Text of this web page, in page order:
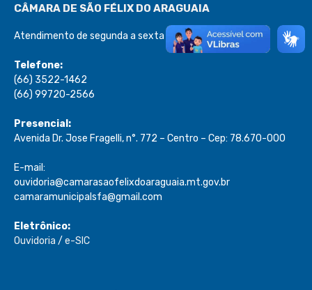
CÂMARA DE SÃO FÉLIX DO ARAGUAIA
Atendimento de segunda a sexta de 08:00 às 13:00
Telefone:
(66) 3522-1462
(66) 99720-2566
Presencial:
Avenida Dr. Jose Fragelli, n°. 772 – Centro – Cep: 78.670-000
E-mail:
ouvidoria@camarasaofelixdoaraguaia.mt.gov.br
camaramunicipalsfa@gmail.com
Eletrônico:
Ouvidoria / e-SIC